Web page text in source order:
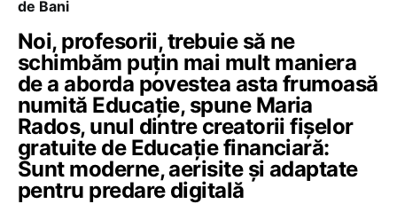
de Bani
Noi, profesorii, trebuie să ne
schimbăm puțin mai mult maniera
de a aborda povestea asta frumoasă
numită Educație, spune Maria
Rados, unul dintre creatorii fișelor
gratuite de Educație financiară:
Sunt moderne, aerisite și adaptate
pentru predare digitală